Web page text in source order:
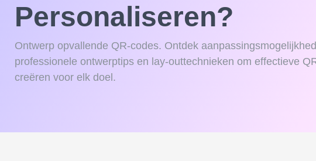
Personaliseren?
Ontwerp opvallende QR-codes. Ontdek
professionele ontwerptips en lay-outtechnieken om effectieve
creëren voor elk doel.